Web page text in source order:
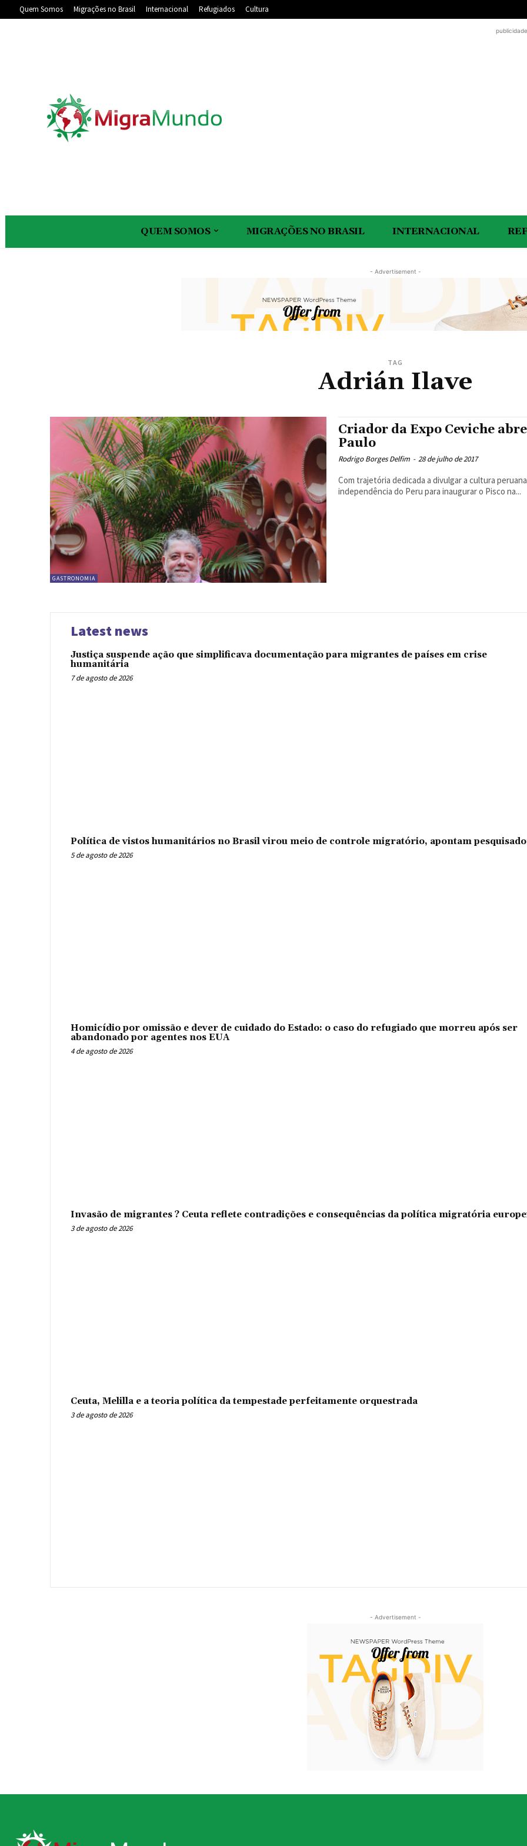
Quem Somos Migrações no Brasil Internacional Refugiados Cultura
QUEM SOMOS MIGRAÇÕES NO BRASIL INTERNACIONAL
- Advertisement -
TAG
Adrián Ilave
GASTRONOMIA
Criador da Expo Ceviche
Paulo
Rodrigo Borges Delfim - 28 de julho de 2017
Com trajetória dedicada a divulgar a cultura
independência do Peru para inaugurar o Pisco na...
Latest news
Justiça suspende ação que simplificava documentação para migrantes de países em crise
humanitária
7 de agosto de 2026
Política de vistos humanitários no Brasil virou meio de controle migratório, apontam
5 de agosto de 2026
Homicídio por omissão e dever de cuidado do Estado: o caso do refugiado que morreu após ser
abandonado por agentes nos EUA
4 de agosto de 2026
Invasão de migrantes ? Ceuta reflete contradições e consequências da política migratória
3 de agosto de 2026
Ceuta, Melilla e a teoria política da tempestade perfeitamente orquestrada
3 de agosto de 2026
- Advertisement -